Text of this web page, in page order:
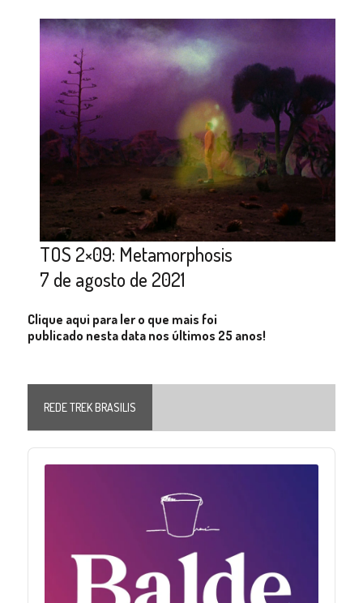
TOS 2×09: Metamorphosis
7 de agosto de 2021
Clique aqui para ler o que mais foi
publicado nesta data nos últimos 25 anos!
REDE TREK BRASILIS
Audio
Player